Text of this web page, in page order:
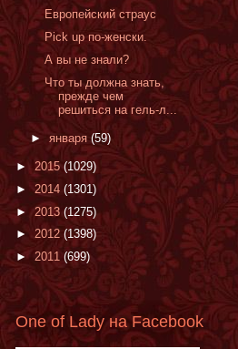
Европейский страус
Pick up по-женски.
А вы не знали?
Что ты должна знать,
прежде чем
решиться на гель-л...
► января (59)
► 2015 (1029)
►2014 (1301)
►2013 (1275)
► 2012 (1398)
► 2011 (699)
One of Lady на Facebook